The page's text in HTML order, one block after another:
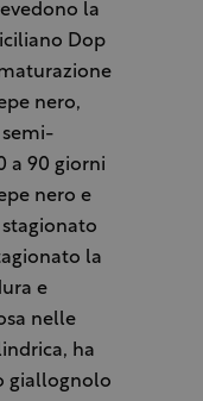
la
Dop
nero,
a 90 giorni
nero e
la
e
nelle
ha
giallognolo